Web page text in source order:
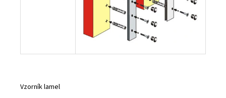
Vzorník lamel